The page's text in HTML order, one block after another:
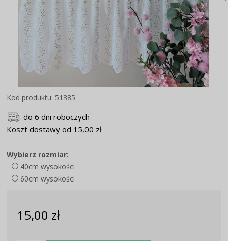
Kod produktu: 51385
do 6 dni roboczych
Koszt dostawy od 15,00 zł
Wybierz rozmiar:
40cm wysokości
60cm wysokości
15,00 zł